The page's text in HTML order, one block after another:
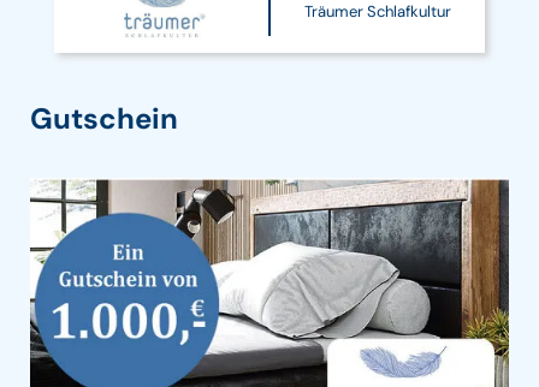
Träumer Schlafkultur
Gutschein